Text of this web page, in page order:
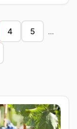
4 5 ...